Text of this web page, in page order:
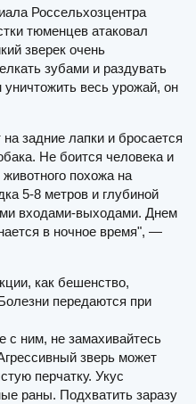
Россельхозцентра
тюменцев атаковал
зверек очень
зубами и раздувать
весь урожай, он
задние лапки и бросается
Не боится человека и
похожа на
5-8 метров и глубиной
входами-выходами. Днем
в ночное время", —
как бешенство,
передаются при
с ним, не замахивайтесь
зверь может
перчатку. Укус
раны. Подхватить заразу